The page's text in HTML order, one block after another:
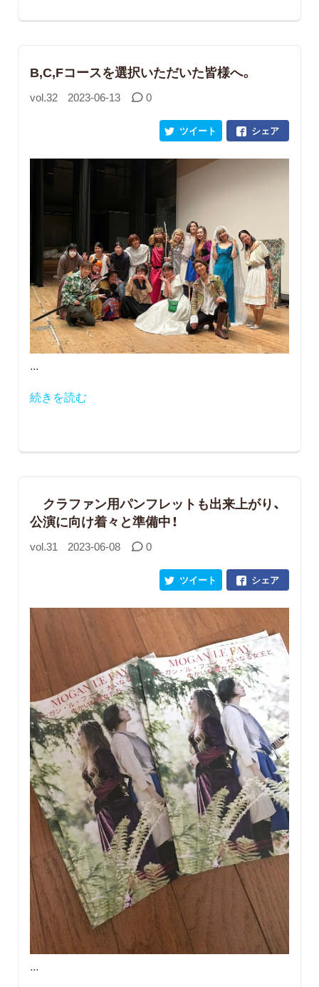
B,C,Fコースを選択いただいた皆様へ。
vol.32 2023-06-13 0
シェア
ツイート
...
続きを読む
クラファン用パンフレットも出来上がり、
公演に向け着々と準備中！
vol.31 2023-06-08 0
シェア
ツイート
...